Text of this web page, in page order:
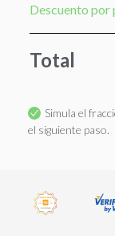
Descuento por
Total
Simula el
el siguiente paso.